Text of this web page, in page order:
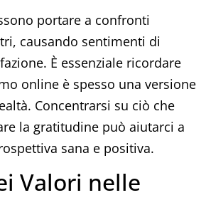
portare a confronti
causando sentimenti di
È essenziale ricordare
online è spesso una versione
Concentrarsi su ciò che
la gratitudine può aiutarci a
sana e positiva.
Valori nelle